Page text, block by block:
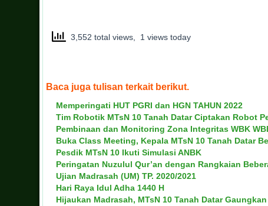
3,552 total views, 1 views today
Baca juga tulisan terkait berikut.
Memperingati HUT PGRI dan HGN TAHUN 2022
Tim Robotik MTsN 10 Tanah Datar Ciptakan Robot
Pembinaan dan Monitoring Zona Integritas WBK
Buka Class Meeting, Kepala MTsN 10 Tanah Datar
Pesdik MTsN 10 Ikuti Simulasi ANBK
Peringatan Nuzulul Qur’an dengan Rangkaian
Ujian Madrasah (UM) TP. 2020/2021
Hari Raya Idul Adha 1440 H
Hijaukan Madrasah, MTsN 10 Tanah Datar